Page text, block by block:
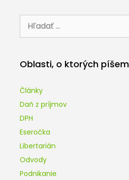
Oblasti, o ktorých píšem
Články
Daň z príjmov
DPH
Eseročka
Libertarián
Odvody
Podnikanie